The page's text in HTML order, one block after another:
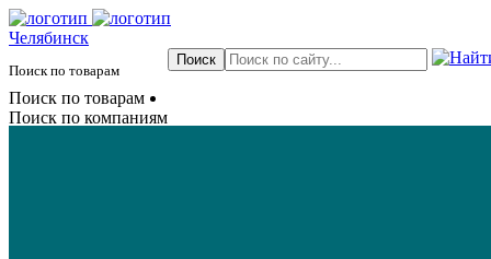
Челябинск
Поиск по товарам
Поиск по товарам
Поиск по компаниям